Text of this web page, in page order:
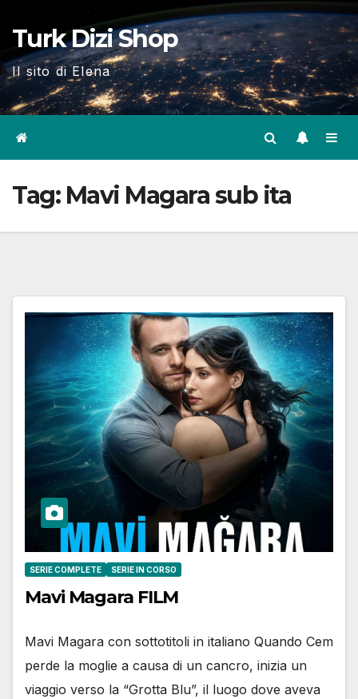
Skip
content
Turk Dizi Shop
Il sito di Elena
Tag: Mavi Magara sub ita
SERIE COMPLETE SERIE IN CORSO
Mavi Magara FILM
Mavi Magara con sottotitoli in italiano Quando Cem
perde la moglie a causa di un cancro, inizia un
viaggio verso la “Grotta Blu”, il luogo dove aveva